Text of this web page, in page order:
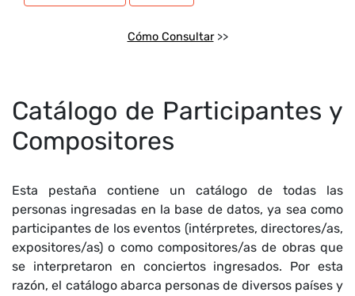
Cómo Consultar>>
Catálogo de Participantes y
Compositores
Esta pestaña contiene un catálogo de todas las
personas ingresadas en la base de datos, ya sea como
participantes de los eventos (intérpretes, directores/as,
expositores/as) o como compositores/as de obras que
se interpretaron en conciertos ingresados. Por esta
razón, el catálogo abarca personas de diversos países y